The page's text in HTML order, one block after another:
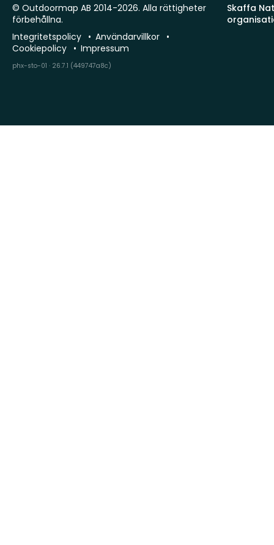
Skaffa
© Outdoormap AB 2014-2026. Alla rättigheter
förbehållna.
Integritetspolicy
Användarvillkor
Cookiepolicy
Impressum
phx-sto-01 · 26.7.1 (449747a8c)